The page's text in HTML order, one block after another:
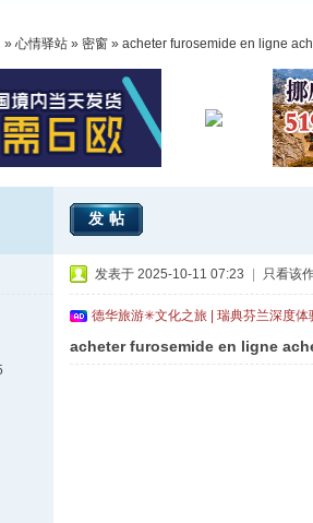
» 心情驿站 » 密窗 » acheter furosemide en ligne
发帖
发表于 2025-10-11 07:23 只看该
德华旅游✳文化之旅 | 瑞典芬兰深度
acheter furosemide en ligne